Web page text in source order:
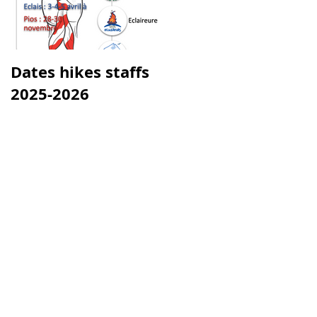
Dates hikes staffs
2025-2026